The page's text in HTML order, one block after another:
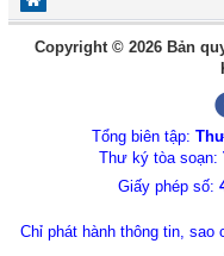
Copyright © 2026 Bản
Tổng biên tập:
Thư ký tòa soạn:
Giấy phép số:
Chỉ phát hành thông tin, sao